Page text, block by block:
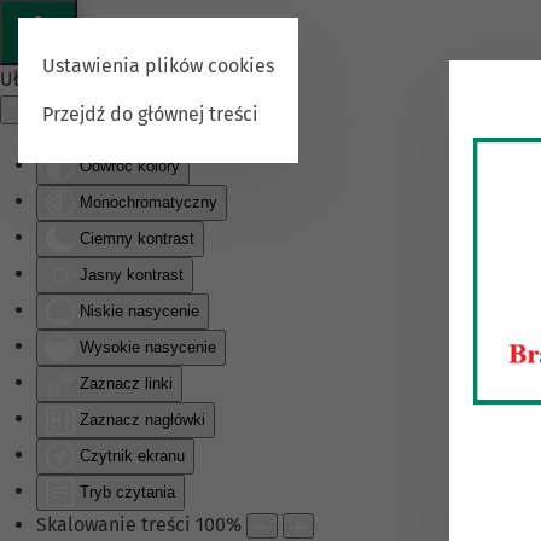
Ułatwienia dostępu
Odwróć kolory
Monochromatyczny
Ciemny kontrast
Jasny kontrast
Niskie nasycenie
Wysokie nasycenie
Zaznacz linki
Zaznacz nagłówki
Czytnik ekranu
Tryb czytania
Skalowanie treści 100%
Ustawienia plików cookies
Przejdź do głównej treści